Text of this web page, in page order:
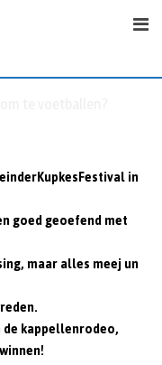
in
goed geoefend met
maar alles meej un
de kappellenrodeo,